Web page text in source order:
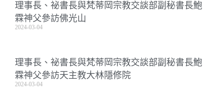
理事長、祕書長與梵蒂岡宗教交談部副秘書長鮑
霖神父參訪佛光山
2024-03-04
理事長、祕書長與梵蒂岡宗教交談部副秘書長鮑
霖神父參訪天主教大林隱修院
2024-03-04